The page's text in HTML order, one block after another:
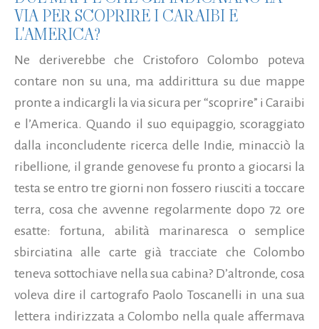
VIA PER SCOPRIRE I CARAIBI E
L'AMERICA?
Ne deriverebbe che Cristoforo Colombo poteva
contare non su una, ma addirittura su due mappe
pronte a indicargli la via sicura per “scoprire” i Caraibi
e l’America. Quando il suo equipaggio, scoraggiato
dalla inconcludente ricerca delle Indie, minacciò la
ribellione, il grande genovese fu pronto a giocarsi la
testa se entro tre giorni non fossero riusciti a toccare
terra, cosa che avvenne regolarmente dopo 72 ore
esatte: fortuna, abilità marinaresca o semplice
sbirciatina alle carte già tracciate che Colombo
teneva sottochiave nella sua cabina? D’altronde, cosa
voleva dire il cartografo Paolo Toscanelli in una sua
lettera indirizzata a Colombo nella quale affermava